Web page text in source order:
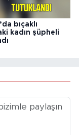
bıçaklı
kadın şüpheli